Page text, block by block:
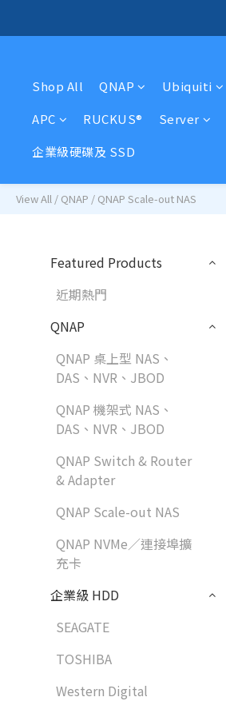
Shop All QNAP Ubiquiti
APC
RUCKUS® Server
企業級硬碟及 SSD
View All / QNAP / QNAP Scale-out NAS
Featured Products
近期熱門
QNAP
QNAP 桌上型 NAS、
DAS、NVR、JBOD
QNAP 機架式 NAS、
DAS、NVR、JBOD
QNAP Switch & Router
& Adapter
QNAP Scale-out NAS
QNAP NVMe／連接埠擴
充卡
企業級 HDD
SEAGATE
TOSHIBA
Western Digital